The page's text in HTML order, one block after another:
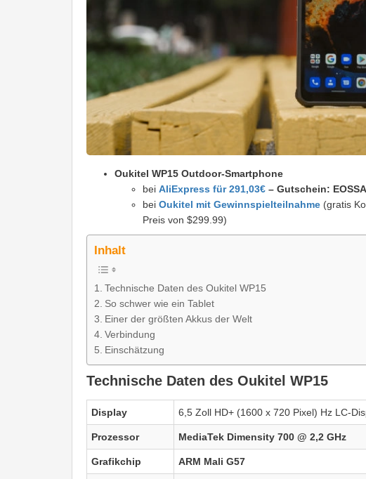
Oukitel WP15 Outdoor-Smartphone
bei AliExpress für 291,03€ – Gutschein:
bei Oukitel mit Gewinnspielteilnahme (gratis
Preis von $299.99)
Inhalt
Technische Daten des Oukitel WP15
So schwer wie ein Tablet
Einer der größten Akkus der Welt
Verbindung
Einschätzung
Technische Daten des Oukitel WP15
Display 6,5 Zoll HD+ (1600 x 720 Pixel) Hz LC-
Prozessor MediaTek Dimensity 700 @ 2,2 GHz
Grafikchip ARM Mali G57